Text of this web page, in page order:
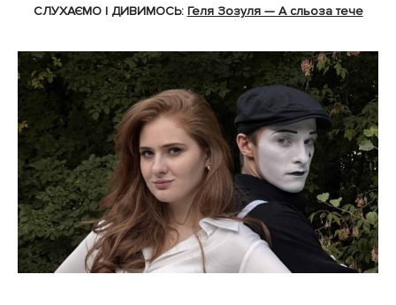
СЛУХАЄМО І ДИВИМОСЬ: Геля Зозуля — А сльоза тече